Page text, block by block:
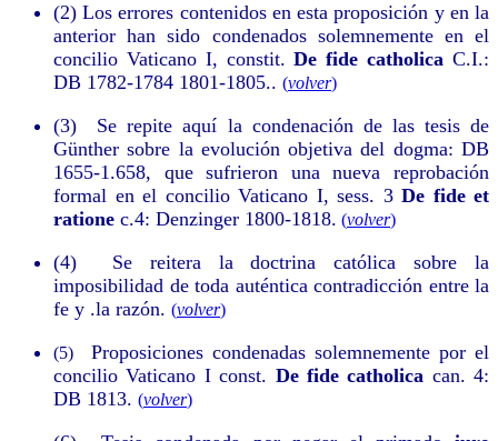
(2) Los errores contenidos en esta proposición y en la
anterior han sido condenados solemnemente en el
concilio Vaticano I, constit.De fide catholica C.I.:
DB 1782-1784 1801-1805.. (volver)
(3)
Se repite aquí la condenación de las tesis de
Günther sobre la evolución objetiva del dogma: DB
1655-1.658, que sufrieron una nueva reprobación
formal en el concilio Vaticano I, sess. 3 De fide et
ratione c.4: Denzinger 1800-1818. (volver)
(4)
Se reitera la doctrina católica sobre la
imposibilidad de toda auténtica contradicción entre la
fe y .la razón. (volver)
(5)
Proposiciones condenadas solemnemente por el
concilio Vaticano I const. De fide catholica can. 4:
DB 1813. (volver)